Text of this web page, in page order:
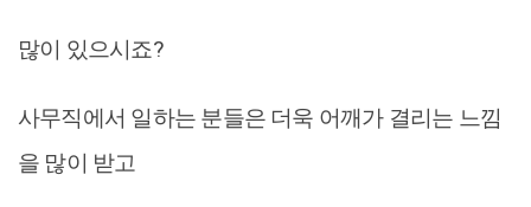
많이 있으시죠?
사무직에서 일하는 분들은 더욱 어깨가 결리는 느낌
을 많이 받고